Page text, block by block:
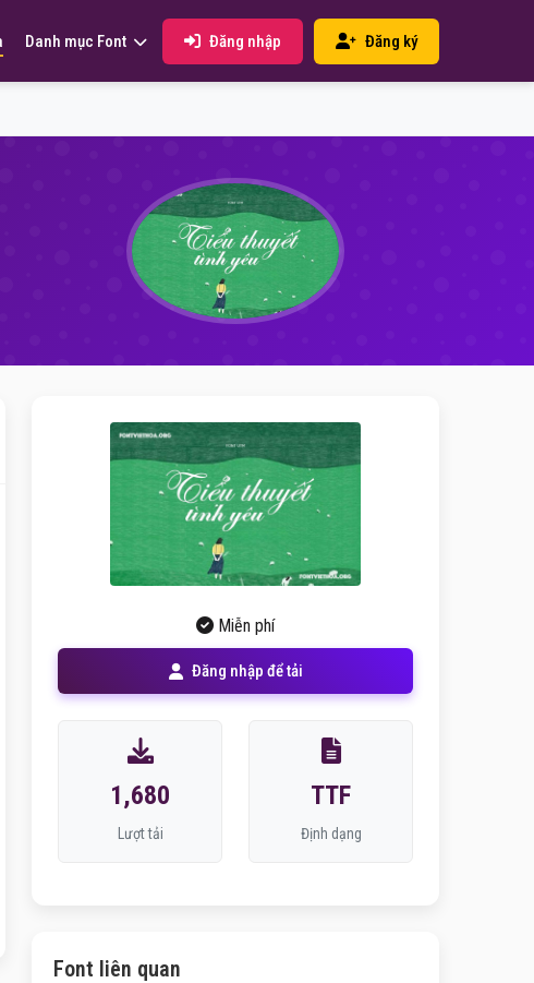
Danh mục Font Đăng nhập Đăng ký
Miễn phí
Đăng nhập để tải
1,680
Lượt tải
TTF
Định dạng
Font liên quan